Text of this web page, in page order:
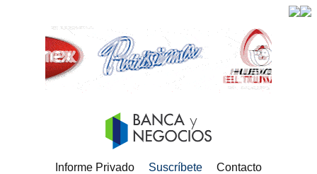
Informe Privado Suscríbete Contacto